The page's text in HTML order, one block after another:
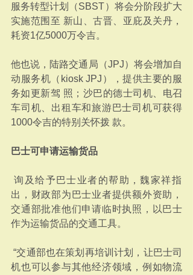
服务转型计划（SBST）将会分阶段扩大
实施范围至 新山、古晋、亚庇及关丹，
耗资1亿5000万令吉。
他也说，陆路交通局（JPJ）将会增加自
动服务机（kiosk JPJ），提供主要的服
务如更新驾 照；沙巴的德士司机、电召
车司机、出租车和旅游巴士司机可获得
1000令吉的特别关怀拨 款。
巴士可申请运输货品
询及给予巴士业者的帮助，魏家祥指
出，财政部为巴士业者提供额外资助，
交通部批准他们申请临时执照，以巴士
作为运输货品的交通工具。
“交通部也在策划再培训计划，让巴士司
机也可以参与其他经济领域，例如物流